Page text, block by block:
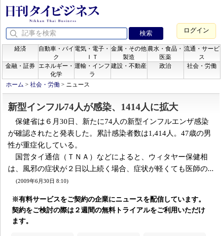
ログイン
経済
自動車・バイ
ク
電気・電子・
ＩＴ
金属・その他
製造
農水・食品・
医薬
流通・サービ
ス
金融・証券
エネルギー・
化学
運輸・インフ
ラ
建設・不動産 政治 社会・労働
ホーム > 社会・労働 > ニュース
新型インフル74人が感染、1414人に拡大
保健省は６月30日、新たに74人の新型インフルエンザ感染
が確認されたと発表した。累計感染者数は1,414人。47歳の男
性が重症化している。
国営タイ通信（ＴＮＡ）などによると、ウィタヤー保健相
は、風邪の症状が２日以上続く場合、症状が軽くても医師の...
(2009年6月30日 8:10)
※有料サービスをご契約の企業にニュースを配信しています。
契約をご検討の際は２週間の無料トライアルをご利用いただけ
ます。